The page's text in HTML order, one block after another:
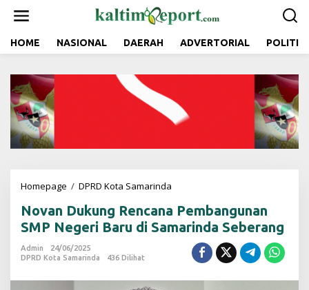
t
HOME NASIONAL DAERAH ADVERTORIAL POLITIK
Homepage / DPRD Kota Samarinda
v
a
n
Novan Dukung Rencana Pembangunan
SMP Negeri Baru di Samarinda Seberang
Admin
24/06/2025
DPRD Kota Samarinda
436 Dilihat